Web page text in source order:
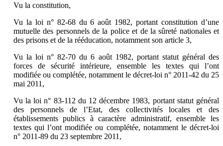
Vu la constitution,
Vu la loi n° 82-68 du 6 août 1982, portant constitution d’une
mutuelle des personnels de la police et de la sûreté nationales et
des prisons et de la rééducation, notamment son article 3,
Vu la loi n° 82-70 du 6 août 1982, portant statut général des
forces de sécurité intérieure, ensemble les textes qui l’ont
modifiée ou complétée, notamment le décret-loi n° 2011-42 du 25
mai 2011,
Vu la loi n° 83-112 du 12 décembre 1983, portant statut général
des personnels de l’Etat, des collectivités locales et des
établissements publics à caractère administratif, ensemble les
textes qui l’ont modifiée ou complétée, notamment le décret-loi
n° 2011-89 du 23 septembre 2011,